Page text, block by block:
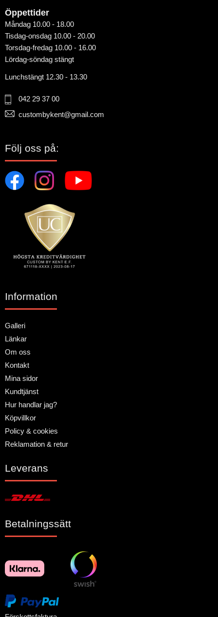
Öppettider
Måndag 10.00 - 18.00
Tisdag-onsdag 10.00 - 20.00
Torsdag-fredag 10.00 - 16.00
Lördag-söndag stängt
Lunchstängt 12.30 - 13.30
042 29 37 00
custombykent@gmail.com
Följ oss på:
Information
Galleri
Länkar
Om oss
Kontakt
Mina sidor
Kundtjänst
Hur handlar jag?
Köpvillkor
Policy & cookies
Reklamation & retur
Leverans
Betalningssätt